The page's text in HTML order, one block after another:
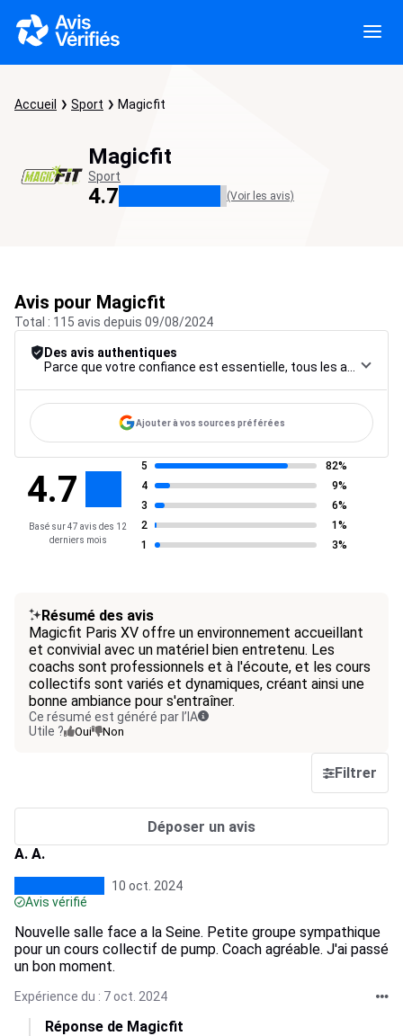
Accueil Sport Magicfit
Magicfit
Sport
4.7 (Voir les avis)
Avis pour Magicfit
Total : 115 avis depuis 09/08/2024
Des avis authentiques
Ajouter à vos sources préférées
4.7
Basé sur 47 avis des 12
derniers mois
5
82%
4
9%
3
6%
2
1%
1
3%
Résumé des avis
Magicfit Paris XV offre un environnement accueillant
et convivial avec un matériel bien entretenu. Les
coachs sont professionnels et à l'écoute, et les cours
collectifs sont variés et dynamiques, créant ainsi une
bonne ambiance pour s'entraîner.
Ce résumé est généré par l’IA
Utile ?
Oui Non
Filtrer
Déposer un avis
A. A.
10 oct. 2024
Avis vérifié
Nouvelle salle face a la Seine. Petite groupe sympathique
pour un cours collectif de pump. Coach agréable. J'ai passé
un bon moment.
Expérience du : 7 oct. 2024
Réponse de Magicfit